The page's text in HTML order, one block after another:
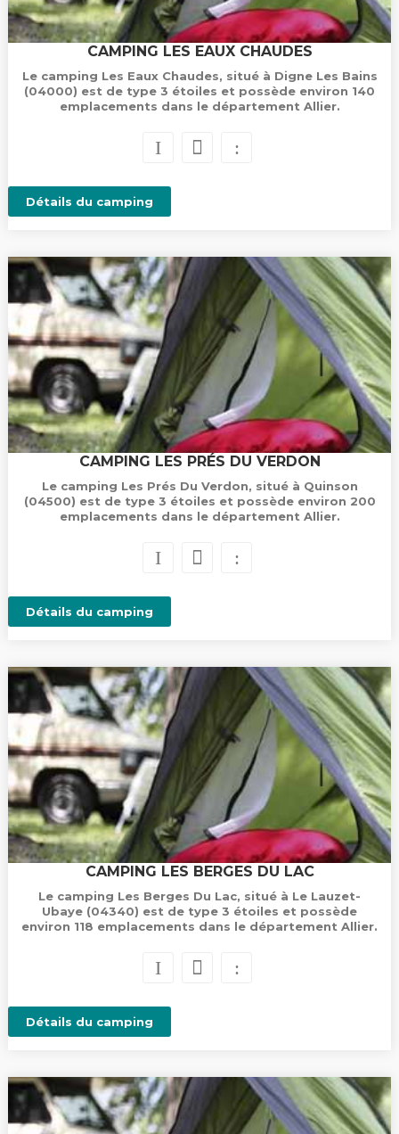
CAMPING LES EAUX CHAUDES
Le camping Les Eaux Chaudes, situé à Digne Les Bains
(04000) est de type 3 étoiles et possède environ 140
emplacements dans le département Allier.
Détails du camping
CAMPING LES PRÉS DU VERDON
Le camping Les Prés Du Verdon, situé à Quinson
(04500) est de type 3 étoiles et possède environ 200
emplacements dans le département Allier.
Détails du camping
CAMPING LES BERGES DU LAC
Le camping Les Berges Du Lac, situé à Le Lauzet-
Ubaye (04340) est de type 3 étoiles et possède
environ 118 emplacements dans le département Allier.
Détails du camping